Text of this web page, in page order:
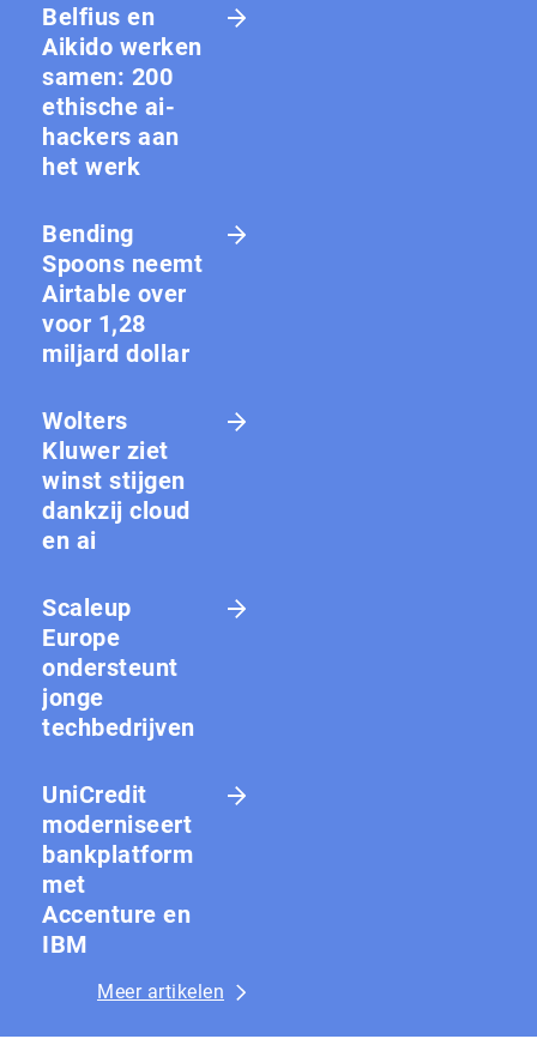
Belfius en
Aikido werken
samen: 200
ethische ai-
hackers aan
het werk
Bending
Spoons neemt
Airtable over
voor 1,28
miljard dollar
Wolters
Kluwer ziet
winst stijgen
dankzij cloud
en ai
Scaleup
Europe
ondersteunt
jonge
techbedrijven
UniCredit
moderniseert
bankplatform
met
Accenture en
IBM
Meer artikelen